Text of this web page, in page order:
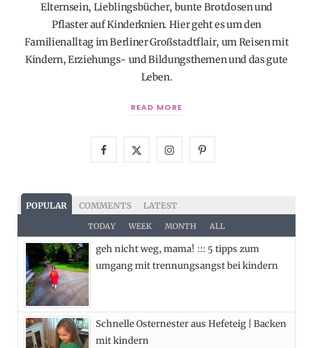
Elternsein, Lieblingsbücher, bunte Brotdosen und
Pflaster auf Kinderknien. Hier geht es um den
Familienalltag im Berliner Großstadtflair, um Reisen mit
Kindern, Erziehungs- und Bildungsthemen und das gute
Leben.
READ MORE
c
e
b
k
T
w
i
e
I
s
t
a
a
P
e
s
POPULAR COMMENTS LATEST
TODAY WEEK MONTH ALL
geh nicht weg, mama! ::: 5 tipps zum
umgang mit trennungsangst bei kindern
Schnelle Osternester aus Hefeteig | Backen
mit kindern